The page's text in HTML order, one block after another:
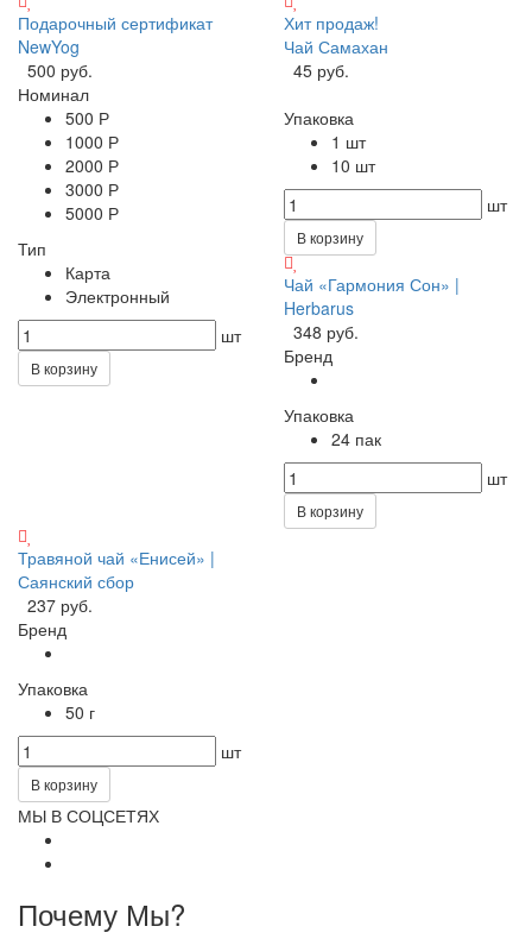
Подарочный сертификат
NewYog
500 руб.
Номинал
500 Р
1000 Р
2000 Р
3000 Р
5000 Р
Тип
Карта
Электронный
шт
В корзину
Хит продаж!
Чай Самахан
45 руб.
Упаковка
1 шт
10 шт
шт
В корзину
Чай «Гармония Сон» |
Herbarus
348 руб.
Бренд
Упаковка
24 пак
шт
В корзину
Травяной чай «Енисей» |
Саянский сбор
237 руб.
Бренд
Упаковка
50 г
шт
В корзину
МЫ В СОЦСЕТЯХ
Почему Мы?